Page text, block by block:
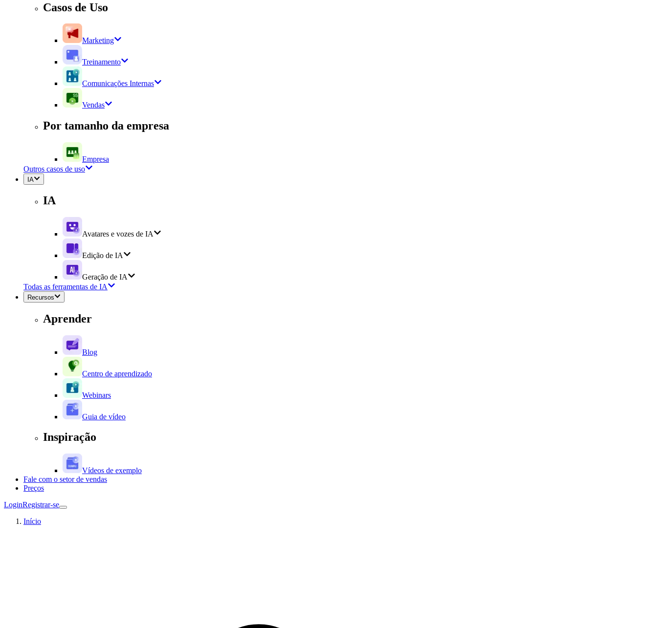
Casos de Uso
Marketing
Treinamento
Comunicações Internas
Vendas
Por tamanho da empresa
Empresa
Outros casos de uso
IA
IA
Avatares e vozes de IA
Edição de IA
Geração de IA
Todas as ferramentas de IA
Recursos
Aprender
Blog
Centro de aprendizado
Webinars
Guia de vídeo
Inspiração
Vídeos de exemplo
Fale com o setor de vendas
Preços
LoginRegistrar-se
Início